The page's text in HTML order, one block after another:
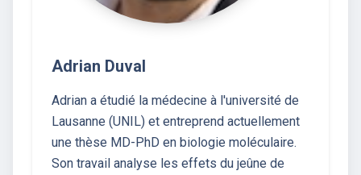
Adrian Duval
Adrian a étudié la médecine à l'université de
Lausanne (UNIL) et entreprend actuellement
une thèse MD-PhD en biologie moléculaire.
Son travail analyse les effets du jeûne de